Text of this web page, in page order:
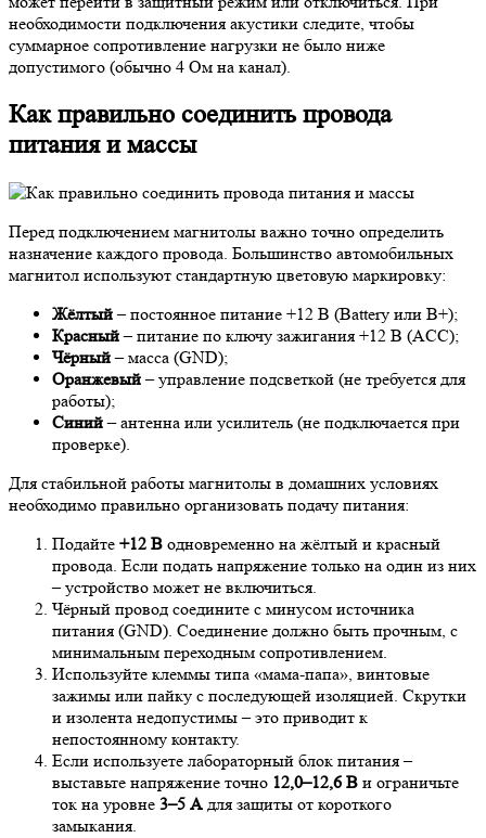
необходимости подключения акустики следите, чтобы
суммарное сопротивление нагрузки не было ниже
допустимого (обычно 4 Ом на канал).
Как правильно соединить провода
питания и массы
Перед подключением магнитолы важно точно определить
назначение каждого провода. Большинство автомобильных
магнитол используют стандартную цветовую маркировку:
Жёлтый– постоянное питание +12 В (Battery или B+);
Красный– питание по ключу зажигания +12 В (ACC);
Чёрный– масса (GND);
Оранжевый– управление подсветкой (не требуется для
работы);
Синий– антенна или усилитель (не подключается при
проверке).
Для стабильной работы магнитолы в домашних условиях
необходимо правильно организовать подачу питания:
Подайте +12 В одновременно на жёлтый и красный
провода. Если подать напряжение только на один из них
– устройство может не включиться.
Чёрный провод соедините с минусом источника
питания (GND). Соединение должно быть прочным, с
минимальным переходным сопротивлением.
Используйте клеммы типа «мама-папа», винтовые
зажимы или пайку с последующей изоляцией. Скрутки
и изолента недопустимы – это приводит к
непостоянному контакту.
Если используете лабораторный блок питания –
выставьте напряжение точно 12,0–12,6 В и ограничьте
ток на уровне 3–5 А для защиты от короткого
замыкания.